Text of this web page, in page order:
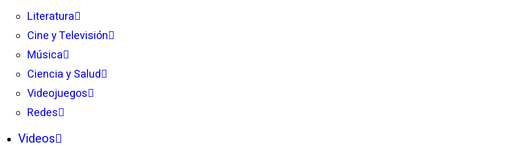
Literatura
Cine y Televisión
Música
Ciencia y Salud
Videojuegos
Redes
Videos